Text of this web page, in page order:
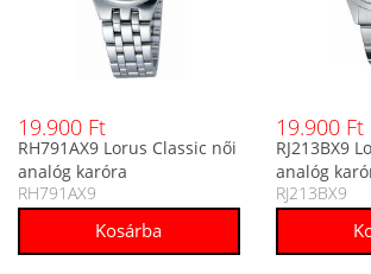
19.900 Ft
RH791AX9 Lorus Classic női
analóg karóra
RH791AX9
19.900 Ft
RJ213BX9
analóg
RJ213BX9